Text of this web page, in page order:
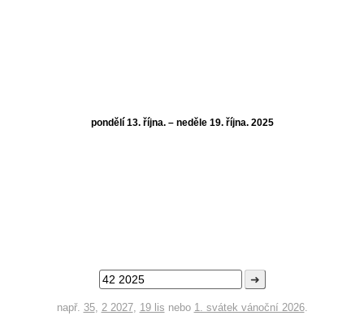
pondělí 13. října. – neděle 19. října. 2025
➜
např. 35, 2 2027, 19 lis nebo 1. svátek vánoční 2026.